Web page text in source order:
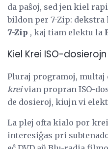
da paŝoj, sed jen kiel
bildon per 7-Zip:
7-Zip , kaj tiam elektu la
Kiel Krei ISO-dosierojn
Pluraj programoj, multaj
kreivian propran ISO-
de dosieroj, kiujn vi
La plej ofta kialo por
interesiĝas pri